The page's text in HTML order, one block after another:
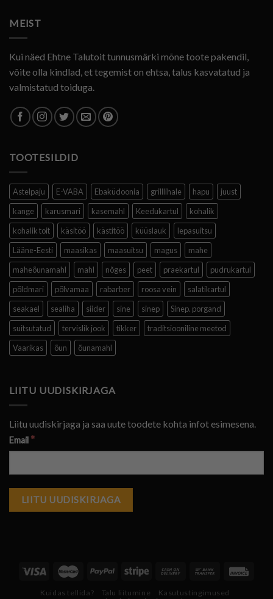
MEIST
Kui näed Ehtne Talutoit tunnusmärki mõne toote pakendil,
võite olla kindlad, et tegemist on ehtsa, talus kasvatatud ja
valmistatud toiduga.
TOOTESILDID
Astelpaju E-VABA Ebaküdoonia grilllihale hapu
juust
kange
karusmari kasemahl Keedukartul
kohalik
kohalik toit
käsitöö kästitöö küüslauk
lepasuitsu
Lääne-Eesti
maasikas maasuitsu magus
mahe
maheõunamahl
mahl nõges peet praekartul
pudrukartul
põldmari
põlvamaa rabarber roosa vein
salatikartul
seakael
sealiha siider sine sinep
Sinep. porgand
suitsutatud
tervislik jook tikker
traditsiooniline meetod
Vaarikas
õun õunamahl
LIITU UUDISKIRJAGA
Liitu uudiskirjaga ja saa uute toodete kohta infot esimesena.
Email *
Kuidas tellida? Talu liitumine
Kasutustingimused